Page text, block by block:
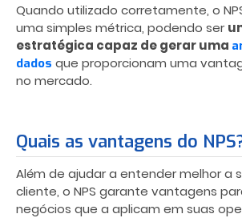
Quando utilizado corretamente, o
uma simples métrica, podendo ser
estratégica capaz de gerar uma
dados que proporcionam uma
no mercado.
Quais as vantagens do
Além de ajudar a entender melhor a
cliente, o NPS garante vantagens
negócios que a aplicam em suas